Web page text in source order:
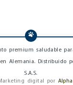
premium saludable
Alemania. Distribuido
S.A.S.
digital por